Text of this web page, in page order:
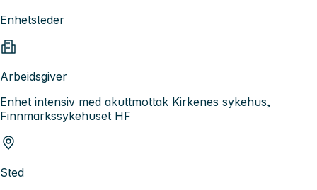
Enhetsleder
Arbeidsgiver
Enhet intensiv med akuttmottak Kirkenes sykehus,
Finnmarkssykehuset HF
Sted